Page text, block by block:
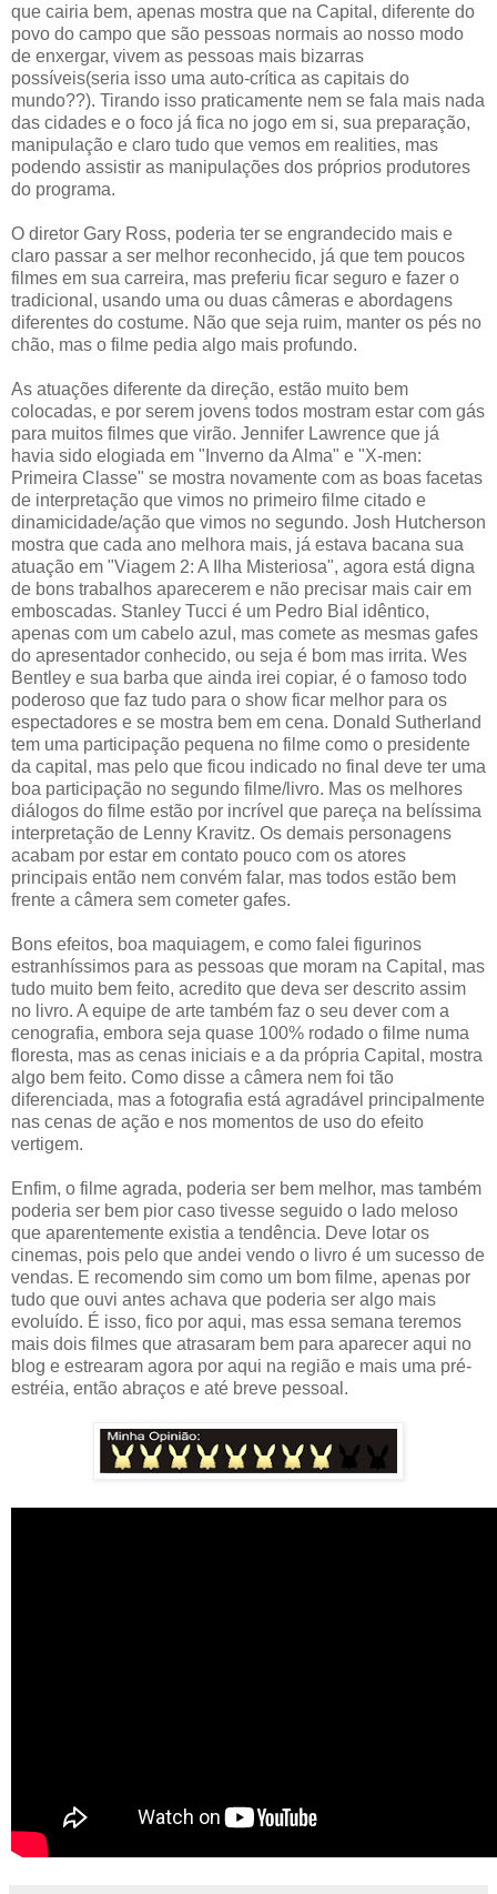
que cairia bem, apenas mostra que na Capital, diferente do
povo do campo que são pessoas normais ao nosso modo
de enxergar, vivem as pessoas mais bizarras
possíveis(seria isso uma auto-crítica as capitais do
mundo??). Tirando isso praticamente nem se fala mais nada
das cidades e o foco já fica no jogo em si, sua preparação,
manipulação e claro tudo que vemos em realities, mas
podendo assistir as manipulações dos próprios produtores
do programa.
O diretor Gary Ross, poderia ter se engrandecido mais e
claro passar a ser melhor reconhecido, já que tem poucos
filmes em sua carreira, mas preferiu ficar seguro e fazer o
tradicional, usando uma ou duas câmeras e abordagens
diferentes do costume. Não que seja ruim, manter os pés no
chão, mas o filme pedia algo mais profundo.
As atuações diferente da direção, estão muito bem
colocadas, e por serem jovens todos mostram estar com gás
para muitos filmes que virão. Jennifer Lawrence que já
havia sido elogiada em "Inverno da Alma" e "X-men:
Primeira Classe" se mostra novamente com as boas facetas
de interpretação que vimos no primeiro filme citado e
dinamicidade/ação que vimos no segundo. Josh Hutcherson
mostra que cada ano melhora mais, já estava bacana sua
atuação em "Viagem 2: A Ilha Misteriosa", agora está digna
de bons trabalhos aparecerem e não precisar mais cair em
emboscadas. Stanley Tucci é um Pedro Bial idêntico,
apenas com um cabelo azul, mas comete as mesmas gafes
do apresentador conhecido, ou seja é bom mas irrita. Wes
Bentley e sua barba que ainda irei copiar, é o famoso todo
poderoso que faz tudo para o show ficar melhor para os
espectadores e se mostra bem em cena. Donald Sutherland
tem uma participação pequena no filme como o presidente
da capital, mas pelo que ficou indicado no final deve ter uma
boa participação no segundo filme/livro. Mas os melhores
diálogos do filme estão por incrível que pareça na belíssima
interpretação de Lenny Kravitz. Os demais personagens
acabam por estar em contato pouco com os atores
principais então nem convém falar, mas todos estão bem
frente a câmera sem cometer gafes.
Bons efeitos, boa maquiagem, e como falei figurinos
estranhíssimos para as pessoas que moram na Capital, mas
tudo muito bem feito, acredito que deva ser descrito assim
no livro. A equipe de arte também faz o seu dever com a
cenografia, embora seja quase 100% rodado o filme numa
floresta, mas as cenas iniciais e a da própria Capital, mostra
algo bem feito. Como disse a câmera nem foi tão
diferenciada, mas a fotografia está agradável principalmente
nas cenas de ação e nos momentos de uso do efeito
vertigem.
Enfim, o filme agrada, poderia ser bem melhor, mas também
poderia ser bem pior caso tivesse seguido o lado meloso
que aparentemente existia a tendência. Deve lotar os
cinemas, pois pelo que andei vendo o livro é um sucesso de
vendas. E recomendo sim como um bom filme, apenas por
tudo que ouvi antes achava que poderia ser algo mais
evoluído. É isso, fico por aqui, mas essa semana teremos
mais dois filmes que atrasaram bem para aparecer aqui no
blog e estrearam agora por aqui na região e mais uma pré-
estréia, então abraços e até breve pessoal.